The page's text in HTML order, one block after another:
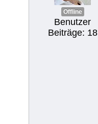
Offline
Benutzer
Beiträge: 18